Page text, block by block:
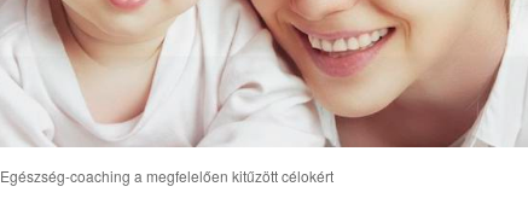
Egészség-coaching a megfelelően kitűzött célokért